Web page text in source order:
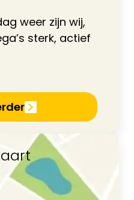
weer zijn wij,
sterk, actief